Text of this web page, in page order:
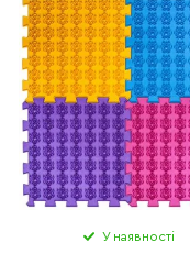
У наявності